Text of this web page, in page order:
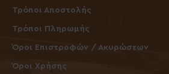
Τρόποι Αποστολής
Τρόποι Πληρωμής
Όροι Επιστροφών / Ακυρώσεων
Όροι Χρήσης